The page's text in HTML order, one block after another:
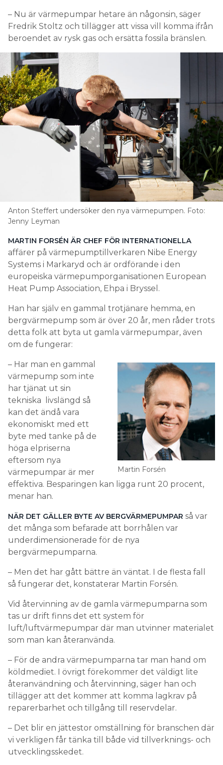
– Nu är värmepumpar hetare än någonsin, säger
Fredrik Stoltz och tillägger att vissa vill komma ifrån
beroendet av rysk gas och ersätta fossila bränslen.
Anton Steffert undersöker den nya värmepumpen. Foto:
Jenny Leyman
MARTIN FORSÉN ÄR CHEF FÖR INTERNATIONELLA
affärer på värmepumptillverkaren Nibe Energy
Systems i Markaryd och är ordförande i den
europeiska värmepumporganisationen European
Heat Pump Association, Ehpa i Bryssel.
Han har själv en gammal trotjänare hemma, en
bergvärmepump som är över 20 år, men råder trots
detta folk att byta ut gamla värmepumpar, även
om de fungerar:
Martin Forsén
– Har man en gammal
värmepump som inte
har tjänat ut sin
tekniska livslängd så
kan det ändå vara
ekonomiskt med ett
byte med tanke på de
höga elpriserna
eftersom nya
värmepumpar är mer
effektiva. Besparingen kan ligga runt 20 procent,
menar han.
NÄR DET GÄLLER BYTE AV BERGVÄRMEPUMPAR så var
det många som befarade att borrhålen var
underdimensionerade för de nya
bergvärmepumparna.
– Men det har gått bättre än väntat. I de flesta fall
så fungerar det, konstaterar Martin Forsén.
Vid återvinning av de gamla värmepumparna som
tas ur drift finns det ett system för
luft/luftvärmepumpar där man utvinner materialet
som man kan återanvända.
– För de andra värmepumparna tar man hand om
köldmediet. I övrigt förekommer det väldigt lite
återanvändning och återvinning, säger han och
tillägger att det kommer att komma lagkrav på
reparerbarhet och tillgång till reservdelar.
– Det blir en jättestor omställning för branschen där
vi verkligen får tänka till både vid tillverknings- och
utvecklingsskedet.